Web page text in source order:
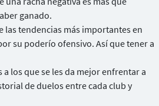
ganado.
las tendencias más importantes en
su poderío ofensivo. Así que tener a
los que se les da mejor enfrentar a
de duelos entre cada club y